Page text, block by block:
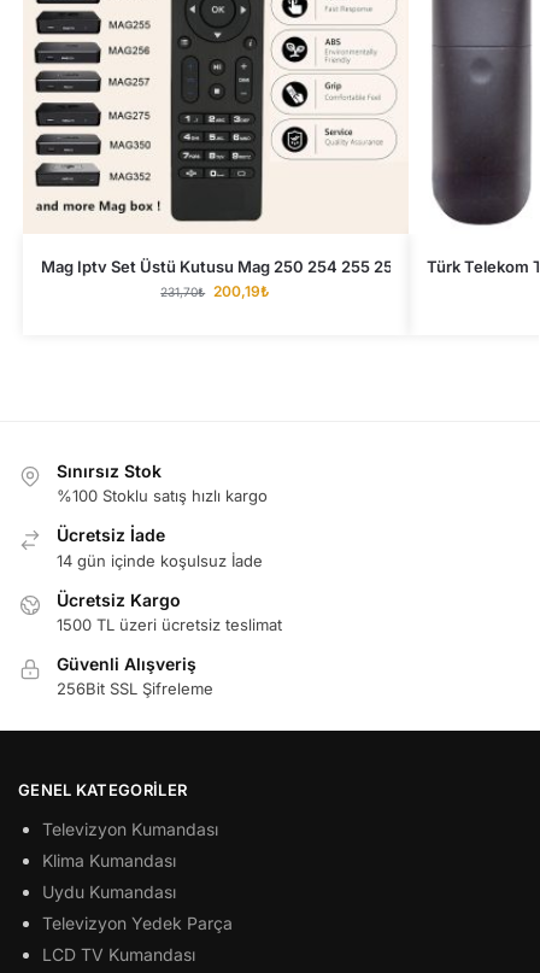
Mag Iptv Set Üstü Kutusu Mag 250 254 255 256 257 261 270
231,70₺ 200,19₺
Türk Telekom
Sınırsız Stok
%100 Stoklu satış hızlı kargo
Ücretsiz İade
14 gün içinde koşulsuz İade
Ücretsiz Kargo
1500 TL üzeri ücretsiz teslimat
Güvenli Alışveriş
256Bit SSL Şifreleme
GENEL KATEGORILER
Televizyon Kumandası
Klima Kumandası
Uydu Kumandası
Televizyon Yedek Parça
LCD TV Kumandası